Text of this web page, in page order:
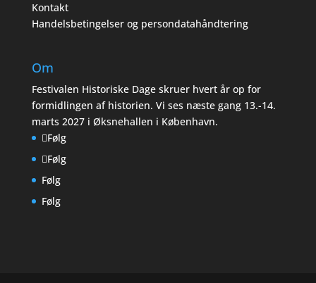
Kontakt
Handelsbetingelser og persondatahåndtering
Om
Festivalen Historiske Dage skruer hvert år op for
formidlingen af historien. Vi ses næste gang 13.-14.
marts 2027 i Øksnehallen i København.
Følg
Følg
Følg
Følg